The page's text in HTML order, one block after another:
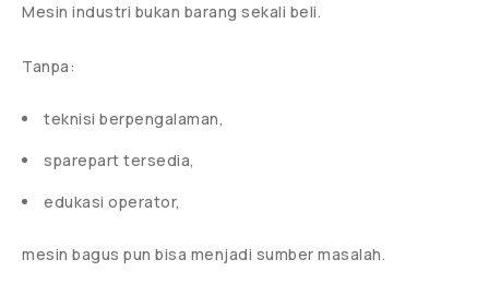
Mesin industri bukan barang sekali beli.
Tanpa:
teknisi berpengalaman,
sparepart tersedia,
edukasi operator,
mesin bagus pun bisa menjadi sumber masalah.